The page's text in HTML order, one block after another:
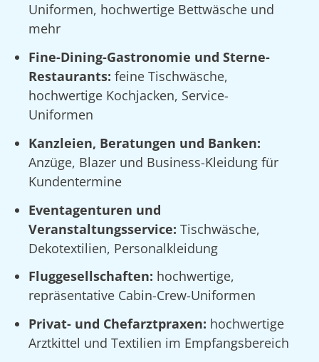
Uniformen, hochwertige Bettwäsche und
mehr
Fine-Dining-Gastronomie und Sterne-
Restaurants: feine Tischwäsche,
hochwertige Kochjacken, Service-
Uniformen
Kanzleien, Beratungen und Banken:
Anzüge, Blazer und Business-Kleidung für
Kundentermine
Eventagenturen und
Veranstaltungsservice: Tischwäsche,
Dekotextilien, Personalkleidung
Fluggesellschaften: hochwertige,
repräsentative Cabin-Crew-Uniformen
Privat- und Chefarztpraxen: hochwertige
Arztkittel und Textilien im Empfangsbereich